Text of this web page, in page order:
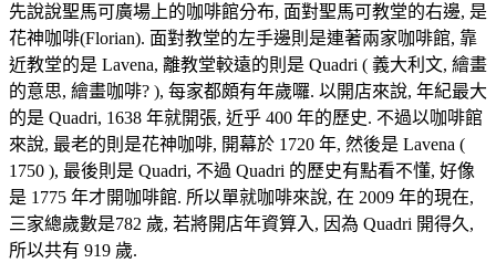
先說說聖馬可廣場上的咖啡館分布, 面對聖馬可教堂的右邊, 是
花神咖啡(Florian). 面對教堂的左手邊則是連著兩家咖啡館, 靠
近教堂的是 Lavena, 離教堂較遠的則是 Quadri ( 義大利文, 繪畫
的意思, 繪畫咖啡? ), 每家都頗有年歲囉. 以開店來說, 年紀最大
的是 Quadri, 1638 年就開張, 近乎 400 年的歷史. 不過以咖啡館
來說, 最老的則是花神咖啡, 開幕於 1720 年, 然後是 Lavena (
1750 ), 最後則是 Quadri, 不過 Quadri 的歷史有點看不懂, 好像
是 1775 年才開咖啡館. 所以單就咖啡來說, 在 2009 年的現在,
三家總歲數是782 歲, 若將開店年資算入, 因為 Quadri 開得久,
所以共有 919 歲.